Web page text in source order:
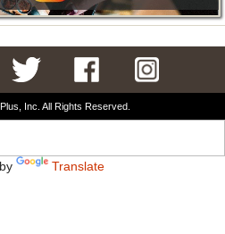
Inc. All Rights Reserved.
Translate